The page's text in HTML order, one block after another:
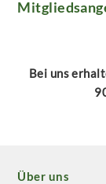
Bei uns
Über uns